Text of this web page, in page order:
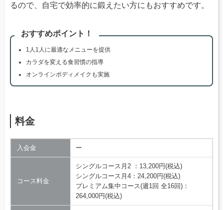
るので、自宅で効率的に鍛えたい方にもおすすめです。
おすすめポイント！
1人1人に最適なメニューを提供
カラダを変える食習慣の指導
オンラインボディメイクも実施
料金
入会金 ー
コース料金
シングルコース月2 ：13,200円(税込)
シングルコース月4：24,200円(税込)
プレミアム集中コース(週1回 全16回)：
264,000円(税込)